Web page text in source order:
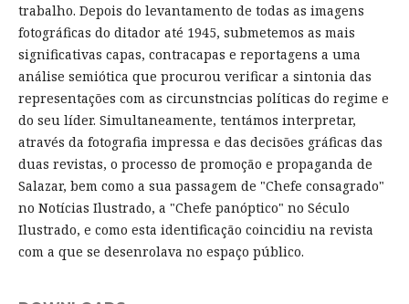
trabalho. Depois do levantamento de todas as imagens
fotográficas do ditador até 1945, submetemos as mais
significativas capas, contracapas e reportagens a uma
análise semiótica que procurou verificar a sintonia das
representações com as circunstncias políticas do regime e
do seu líder. Simultaneamente, tentámos interpretar,
através da fotografia impressa e das decisões gráficas das
duas revistas, o processo de promoção e propaganda de
Salazar, bem como a sua passagem de "Chefe consagrado"
no Notícias Ilustrado, a "Chefe panóptico" no Século
Ilustrado, e como esta identificação coincidiu na revista
com a que se desenrolava no espaço público.